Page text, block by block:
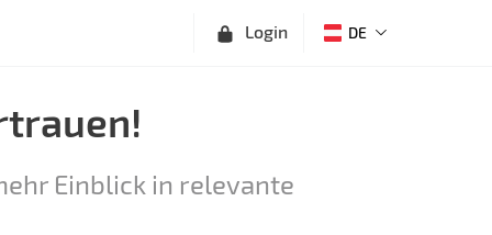
Login DE
Einblick in relevante